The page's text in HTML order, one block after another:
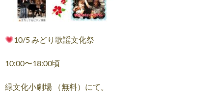
10/5 みどり歌謡文化祭
10:00〜18:00頃
緑文化小劇場 （無料）にて。